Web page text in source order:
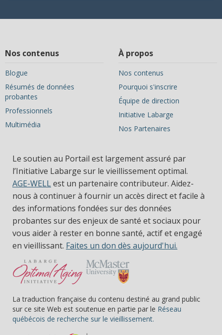
Nos contenus
Blogue
Résumés de données
probantes
Professionnels
Multimédia
À propos
Nos contenus
Pourquoi s'inscrire
Équipe de direction
Initiative Labarge
Nos Partenaires
Le soutien au Portail est largement assuré par
l’Initiative Labarge sur le vieillissement optimal.
AGE-WELLest un partenaire contributeur. Aidez-
nous à continuer à fournir un accès direct et facile à
des informations fondées sur des données
probantes sur des enjeux de santé et sociaux pour
vous aider à rester en bonne santé, actif et engagé
en vieillissant. Faites un don dès aujourd'hui.
La traduction française du contenu destiné au grand public
sur ce site Web est soutenue en partie par le Réseau
québécois de recherche sur le vieillissement.